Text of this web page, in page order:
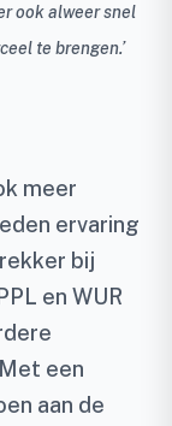
ook alweer snel
te brengen.’
meer
ervaring
bij
en WUR
een
aan de